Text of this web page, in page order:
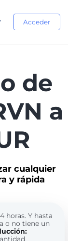
Acceder
de
a
cualquier
y rápida
horas. Y hasta
o no tiene un